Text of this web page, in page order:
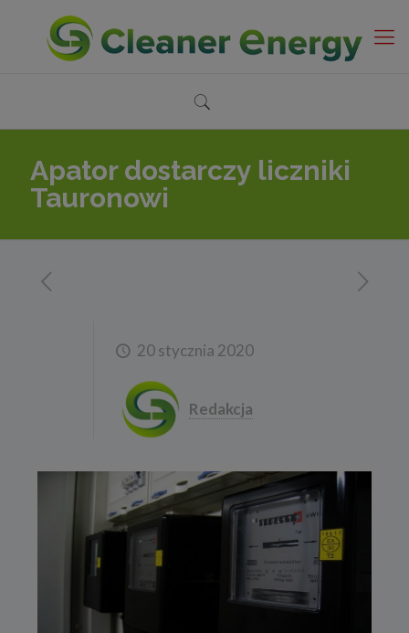
Apator dostarczy liczniki
Tauronowi
20 stycznia 2020
Redakcja